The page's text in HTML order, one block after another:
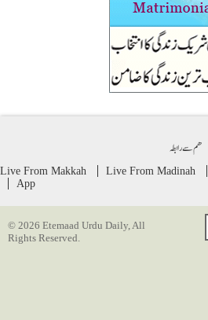
ھم سے رابطہ
Live From Makkah Live From Madinah
App
© 2026 Etemaad Urdu Daily, All
Rights Reserved.